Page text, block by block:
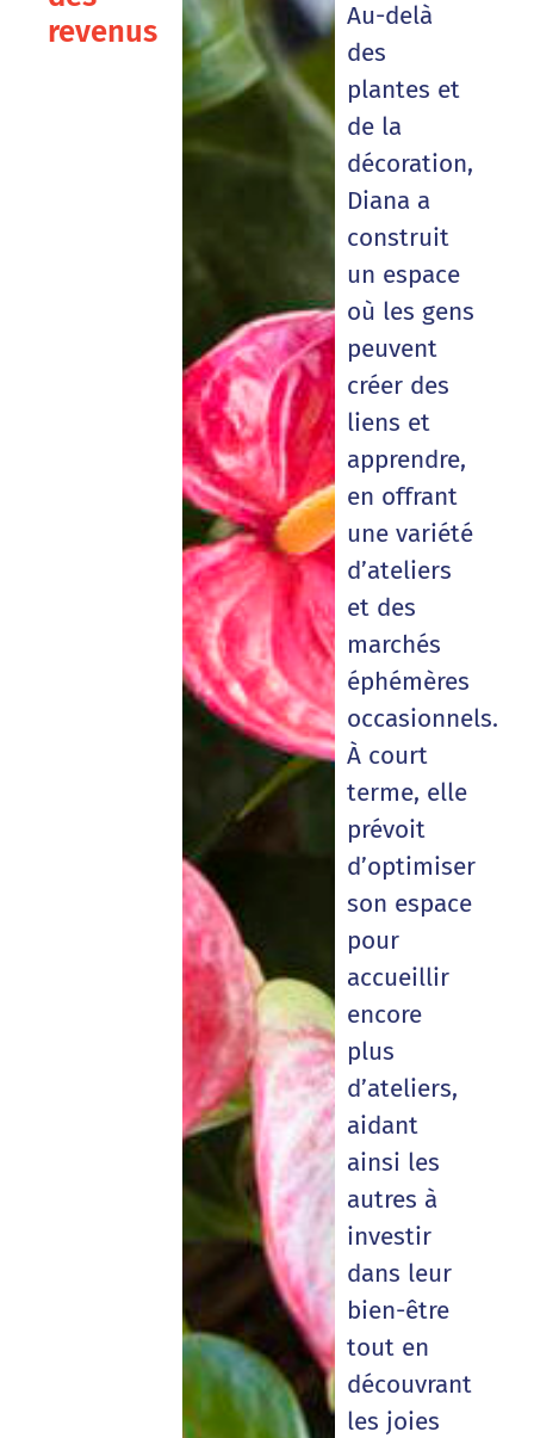
revenus
Au-delà
des
plantes et
de la
décoration,
Diana a
construit
un espace
où les gens
peuvent
créer des
liens et
apprendre,
en offrant
une variété
d’ateliers
et des
marchés
éphémères
occasionnels.
À court
terme, elle
prévoit
d’optimiser
son espace
pour
accueillir
encore
plus
d’ateliers,
aidant
ainsi les
autres à
investir
dans leur
bien-être
tout en
découvrant
les joies